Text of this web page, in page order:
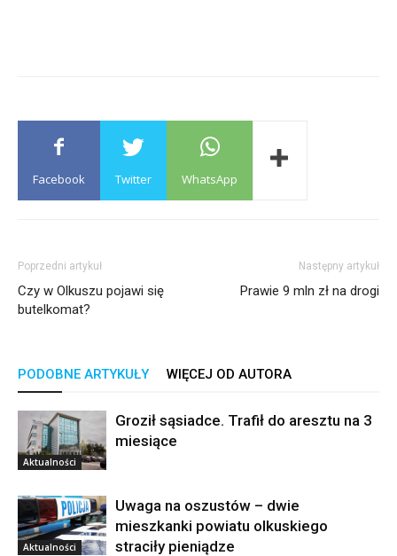
Facebook Twitter WhatsApp
Poprzedni artykuł
Czy w Olkuszu pojawi się
butelkomat?
Następny artykuł
Prawie 9 mln zł na drogi
PODOBNE ARTYKUŁY WIĘCEJ OD AUTORA
Aktualności
Groził sąsiadce. Trafił do aresztu na 3
miesiące
Aktualności
Uwaga na oszustów – dwie
mieszkanki powiatu olkuskiego
straciły pieniądze